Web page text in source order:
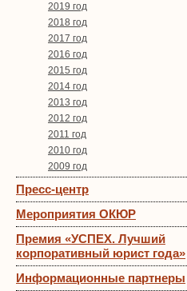
2019 год
2018 год
2017 год
2016 год
2015 год
2014 год
2013 год
2012 год
2011 год
2010 год
2009 год
Пресс-центр
Мероприятия ОКЮР
Премия «УСПЕХ. Лучший
корпоративный юрист года»
Информационные партнеры